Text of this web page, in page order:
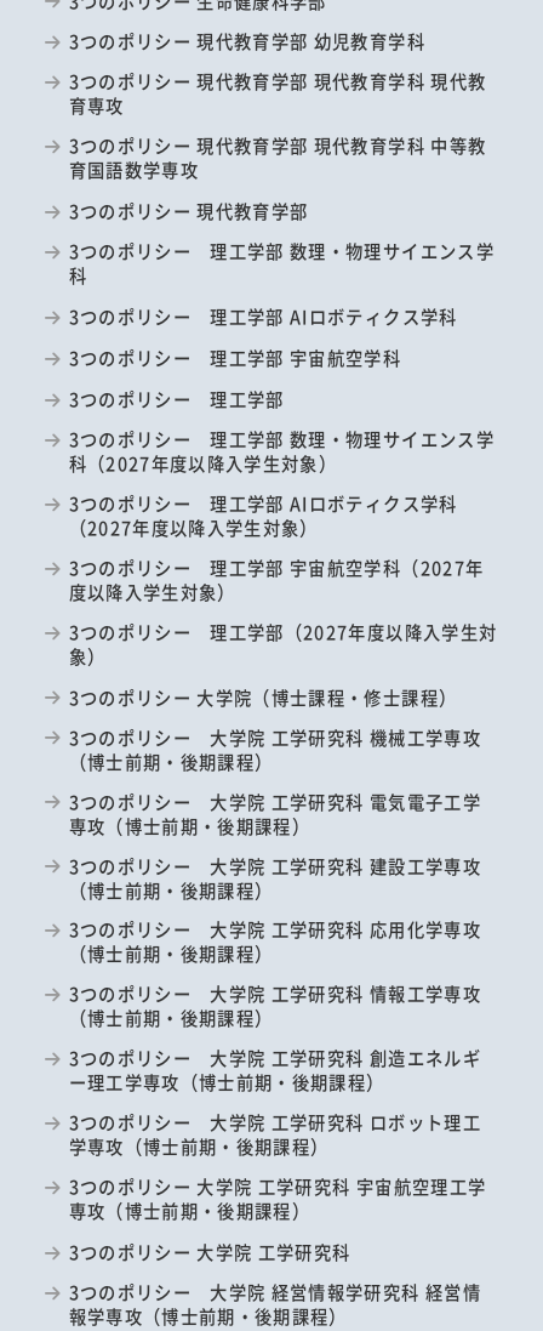
3つのポリシー 現代教育学部 幼児教育学科
3つのポリシー 現代教育学部 現代教育学科 現代教
育専攻
3つのポリシー 現代教育学部 現代教育学科 中等教
育国語数学専攻
3つのポリシー 現代教育学部
3つのポリシー 理工学部 数理・物理サイエンス学
科
3つのポリシー 理工学部 AIロボティクス学科
3つのポリシー 理工学部 宇宙航空学科
3つのポリシー 理工学部
3つのポリシー 理工学部 数理・物理サイエンス学
科（2027年度以降入学生対象）
3つのポリシー 理工学部 AIロボティクス学科
（2027年度以降入学生対象）
3つのポリシー 理工学部 宇宙航空学科（2027年
度以降入学生対象）
3つのポリシー 理工学部（2027年度以降入学生対
象）
3つのポリシー 大学院（博士課程・修士課程）
3つのポリシー 大学院 工学研究科 機械工学専攻
（博士前期・後期課程）
3つのポリシー 大学院 工学研究科 電気電子工学
専攻（博士前期・後期課程）
3つのポリシー 大学院 工学研究科 建設工学専攻
（博士前期・後期課程）
3つのポリシー 大学院 工学研究科 応用化学専攻
（博士前期・後期課程）
3つのポリシー 大学院 工学研究科 情報工学専攻
（博士前期・後期課程）
3つのポリシー 大学院 工学研究科 創造エネルギ
ー理工学専攻（博士前期・後期課程）
3つのポリシー 大学院 工学研究科 ロボット理工
学専攻（博士前期・後期課程）
3つのポリシー 大学院 工学研究科 宇宙航空理工学
専攻（博士前期・後期課程）
3つのポリシー 大学院 工学研究科
3つのポリシー 大学院 経営情報学研究科 経営情
報学専攻（博士前期・後期課程）